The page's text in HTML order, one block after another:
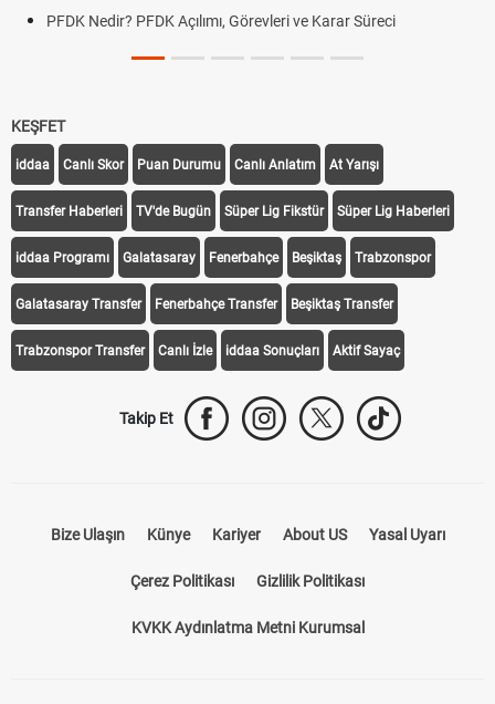
PFDK Nedir? PFDK Açılımı, Görevleri ve Karar Süreci
KEŞFET
iddaa Canlı Skor Puan Durumu Canlı Anlatım At Yarışı
Transfer Haberleri TV'de Bugün Süper Lig Fikstür Süper Lig Haberleri
iddaa Programı Galatasaray Fenerbahçe Beşiktaş Trabzonspor
Galatasaray Transfer Fenerbahçe Transfer Beşiktaş Transfer
Trabzonspor Transfer Canlı İzle iddaa Sonuçları Aktif Sayaç
Takip Et
Bize Ulaşın Künye Kariyer About US Yasal Uyarı
Çerez Politikası Gizlilik Politikası
KVKK Aydınlatma Metni Kurumsal